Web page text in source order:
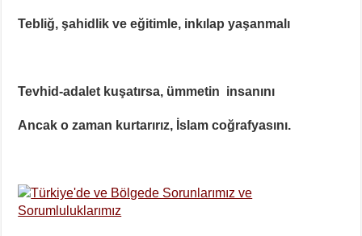
Tebliğ, şahidlik ve eğitimle, inkılap yaşanmalı
Tevhid-adalet kuşatırsa, ümmetin insanını
Ancak o zaman kurtarırız, İslam coğrafyasını.